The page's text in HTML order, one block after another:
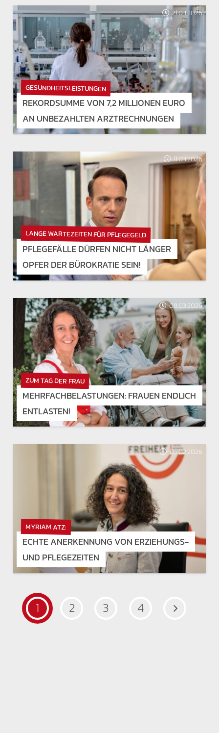
21.03.2026
GESUNDHEITSLEISTUNGEN
REKORDSUMME VON 7,2 MILLIONEN EURO
AN UNBEZAHLTEN ARZTRECHNUNGEN
11.03.2026
LANGE WARTEZEITEN FÜR PFLEGEGELD
PFLEGEFÄLLE DÜRFEN NICHT LÄNGER
OPFER DER BÜROKRATIE SEIN!
08.03.2026
ZUM TAG DER FRAU
MEHRFACHBELASTUNGEN: FRAUEN ENDLICH
ENTLASTEN!
05.02.2026
MYRIAM ATZ:
ECHTE ANERKENNUNG VON ERZIEHUNGS-
UND PFLEGEZEITEN
1 2 3 4